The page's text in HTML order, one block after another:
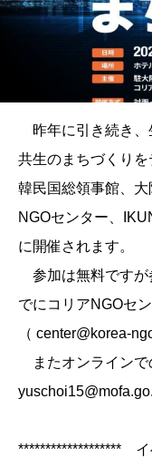
昨年に引き続き、
共生のまちづくり
韓民国総領事館、
NGOセンター、
に開催されます。
参加は無料ですが
でにコリアNGOセ
（ center@korea-
またオンラインで
*******************